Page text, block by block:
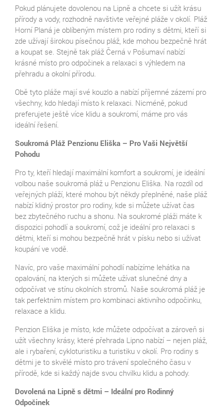
Pokud plánujete dovolenou na Lipně a chcete si užít krásu
přírody a vody, rozhodně navštivte veřejné pláže v okolí. Pláž
Horní Planá je oblíbeným místem pro rodiny s dětmi, kteří si
zde užívají širokou písečnou pláž, kde mohou bezpečně hrát
a koupat se. Stejně tak pláž Černá v Pošumaví nabízí
krásné místo pro odpočinek a relaxaci s výhledem na
přehradu a okolní přírodu.
Obě tyto pláže mají své kouzlo a nabízí příjemné zázemí pro
všechny, kdo hledají místo k relaxaci. Nicméně, pokud
preferujete ještě více klidu a soukromí, máme pro vás
ideální řešení.
Soukromá Pláž Penzionu Eliška – Pro Vaši Největší
Pohodu
Pro ty, kteří hledají maximální komfort a soukromí, je ideální
volbou naše soukromá pláž u Penzionu Eliška. Na rozdíl od
veřejných pláží, které mohou být někdy přeplněné, naše pláž
nabízí klidný prostor pro rodiny, kde si můžete užívat čas
bez zbytečného ruchu a shonu. Na soukromé pláži máte k
dispozici pohodlí a soukromí, což je ideální pro relaxaci s
dětmi, kteří si mohou bezpečně hrát v písku nebo si užívat
koupání ve vodě.
Navíc, pro vaše maximální pohodlí nabízíme lehátka na
opalování, na kterých si můžete užívat slunečné dny a
odpočívat ve stínu okolních stromů. Naše soukromá pláž je
tak perfektním místem pro kombinaci aktivního odpočinku,
relaxace a klidu.
Penzion Eliška je místo, kde můžete odpočívat a zároveň si
užít všechny krásy, které přehrada Lipno nabízí – nejen pláž,
ale i rybaření, cykloturistiku a turistiku v okolí. Pro rodiny s
dětmi je to skvělé místo pro trávení společného času v
přírodě, kde si každý najde svou chvilku klidu a pohody.
Dovolená na Lipně s dětmi – Ideální pro Rodinný
Odpočinek